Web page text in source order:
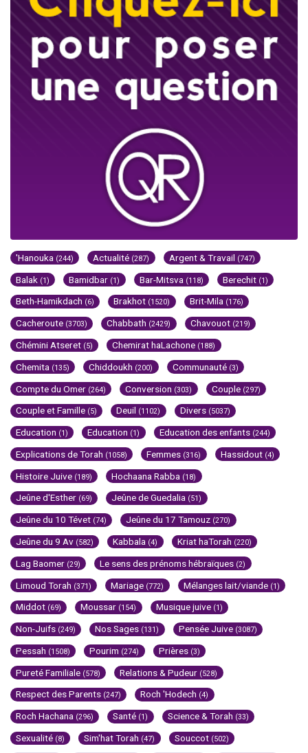
'Hanouka (244) Actualité (287) Argent & Travail (747)
Balak (1) Bamidbar (1) Bar-Mitsva (118) Berechit (1)
Beth-Hamikdach (6) Brakhot (1520) Brit-Mila (176)
Cacheroute (3703) Chabbath (2429) Chavouot (219)
Chémini Atseret (5) Chemirat haLachone (188)
Chemita (135) Chiddoukh (200) Communauté (3)
Compte du Omer (264) Conversion (303) Couple (297)
Couple et Famille (5) Deuil (1102) Divers (5037)
Education (1) Education (1) Education des enfants (244)
Explications de Torah (1058) Femmes (316) Hassidout (4)
Histoire Juive (189) Hochaana Rabba (18)
Jeûne d'Esther (69) Jeûne de Guedalia (51)
Jeûne du 10 Tévet (74) Jeûne du 17 Tamouz (270)
Jeûne du 9 Av (582) Kabbala (4) Kriat haTorah (220)
Lag Baomer (29) Le sens des prénoms hébraïques (2)
Limoud Torah (371) Mariage (772) Mélanges lait/viande (1)
Middot (69) Moussar (154) Musique juive (1)
Non-Juifs (249) Nos Sages (131) Pensée Juive (3087)
Pessah (1508) Pourim (274) Prières (3)
Pureté Familiale (578) Relations & Pudeur (528)
Respect des Parents (247) Roch 'Hodech (4)
Roch Hachana (296) Santé (1) Science & Torah (33)
Sexualité (8) Sim'hat Torah (47) Souccot (502)